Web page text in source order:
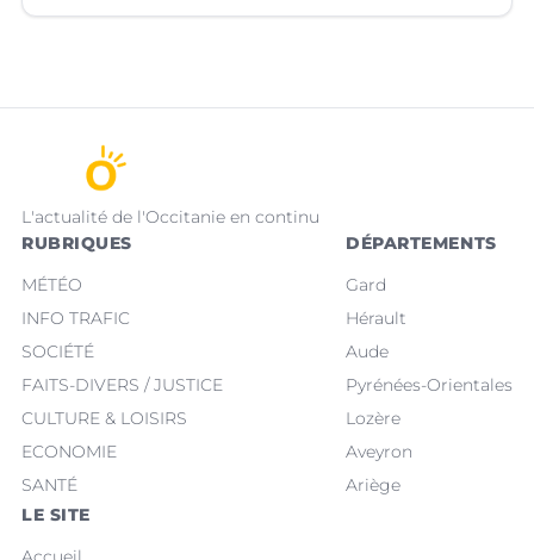
L'actualité de l'Occitanie en continu
RUBRIQUES
MÉTÉO
INFO TRAFIC
SOCIÉTÉ
FAITS-DIVERS / JUSTICE
CULTURE & LOISIRS
ECONOMIE
SANTÉ
DÉPARTEMENTS
Gard
Hérault
Aude
Pyrénées-Orientales
Lozère
Aveyron
Ariège
LE SITE